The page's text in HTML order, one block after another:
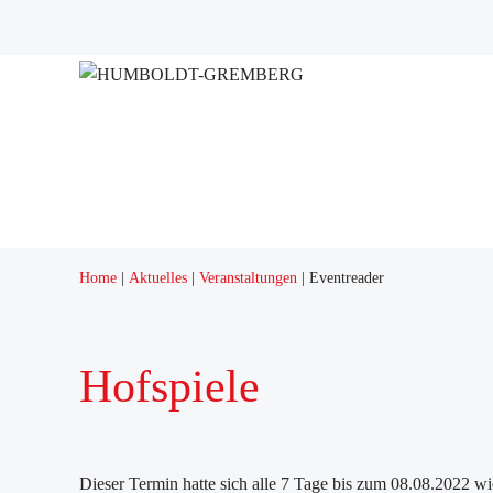
Home Aktuelles Veranstaltungen Eventreader
Hofspiele
Dieser Termin hatte sich alle 7 Tage bis zum 08.08.2022